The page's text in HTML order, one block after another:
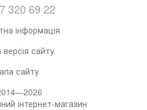
320 69 22
інформація
сайту
сайту
інтернет-магазин